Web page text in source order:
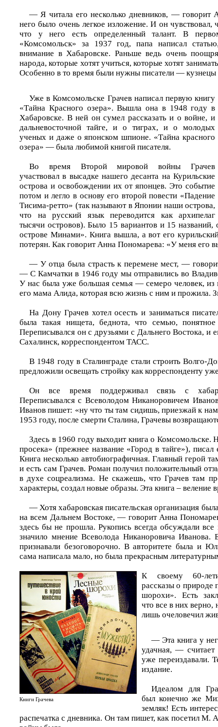
— Я читала его несколько дневников, —
него было очень легкое изложение. И он чувствовал,
что у него есть определенный талант. В
«Комсомольск» за 1937 год, папа написал
внимание в Хабаровске. Раньше ведь очень
народа, которые хотят учиться, которые хотят
Особенно в то время были нужны писатели — кузнецы
Уже в Комсомольске Грачев написал первую книгу
«Тайна Красного озера». Вышла она в 1948 году в
Хабаровске. В ней он сумел рассказать и о войне, и
дальневосточной тайге, и о тиграх, и о молодых
ученых и даже о японском шпионе. «Тайна красного
озера» — была любимой книгой писателя.
Во время Второй мировой войны Грачев
участвовал в высадке нашего десанта на Курильские
острова и освобождении их от японцев. Это событие
потом и легло в основу его второй повести «Падение
Тисима-ретто» (так называют в Японии наши острова,
что на русский язык переводится как архипелаг
тысячи островов). Было 15 вариантов и 15
острове Минами». Книга вышла, а вот его
потерян. Как говорит Анна Пономарева: «У меня его
— У отца была страсть к перемене мест, —
— С Камчатки в 1946 году мы отправились во
У нас была уже большая семья — семеро человек, из
его мама Алида, которая всю жизнь с ним и прожила.
На Дону Грачев хотел осесть и заниматься
была такая нищета, беднота, что семью,
Переписывался он с друзьями с Дальнего Востока, и
Сахалинск, корреспондентом ТАСС.
В 1948 году в Сталинграде стали строить Волго-
предложили освещать стройку как корреспонденту
Он все время поддерживал связь с
Переписывался с Всеволодом Никаноровичем
Иванов пишет: «ну что ты там сидишь, приезжай к
1953 году, после смерти Сталина, Грачевы
Здесь в 1960 году выходит книга о Комсомольске.
просека» (прежнее название «Город в тайге»), писал
Книга несколько автобиографичная. Главный герой
и есть сам Грачев. Роман получил положительный
в духе соцреализма. Не скажешь, что Грачев там
характеры, создал новые образы. Эта книга – веление
— Хотя хабаровская писательская организация
на всем Дальнем Востоке, — говорит Анна
здесь бы не прошла. Рукопись всегда обсуждали
значило мнение Всеволода Никаноровича Иванова.
признавали безоговорочно. В авторитете была и
сама написала мало, но была прекрасным
Книги Грачева
К своему 60-
рассказы о природе
шорохи». Есть
что все в них верно,
лишь очеловечил
— Эта книга у
удачная, —
уже переиздавали.
издание.
Идеалом для
был конечно же
земляк! Есть
распечатка с дневника. Он там пишет, как посетил М.